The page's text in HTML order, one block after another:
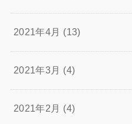
2021年4月 (13)
2021年3月 (4)
2021年2月 (4)